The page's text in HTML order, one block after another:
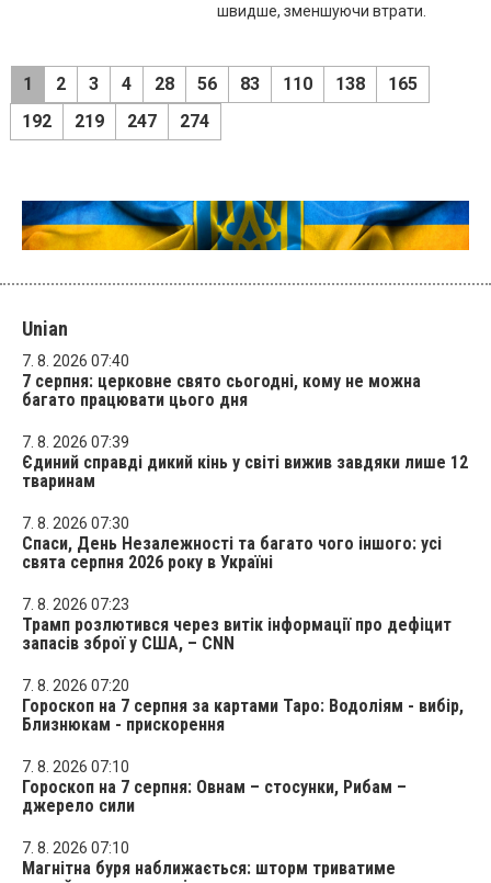
швидше, зменшуючи втрати.
1 2 3 4 28 56 83 110 138
165
192
219 247 274
Unian
7. 8. 2026 07:40
7 серпня: церковне свято сьогодні, кому не можна
багато працювати цього дня
7. 8. 2026 07:39
Єдиний справді дикий кінь у світі вижив завдяки лише 12
тваринам
7. 8. 2026 07:30
Спаси, День Незалежності та багато чого іншого: усі
свята серпня 2026 року в Україні
7. 8. 2026 07:23
Трамп розлютився через витік інформації про дефіцит
запасів зброї у США, – CNN
7. 8. 2026 07:20
Гороскоп на 7 серпня за картами Таро: Водоліям - вибір,
Близнюкам - прискорення
7. 8. 2026 07:10
Гороскоп на 7 серпня: Овнам – стосунки, Рибам –
джерело сили
7. 8. 2026 07:10
Магнітна буря наближається: шторм триватиме